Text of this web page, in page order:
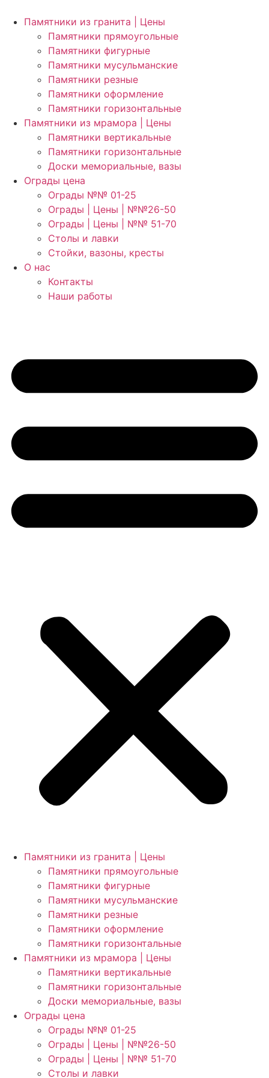
Памятники из гранита | Цены
Памятники прямоугольные
Памятники фигурные
Памятники мусульманские
Памятники резные
Памятники оформление
Памятники горизонтальные
Памятники из мрамора | Цены
Памятники вертикальные
Памятники горизонтальные
Доски мемориальные, вазы
Ограды цена
Ограды №№ 01-25
Ограды | Цены | №№26-50
Ограды | Цены | №№ 51-70
Столы и лавки
Стойки, вазоны, кресты
О нас
Контакты
Наши работы
Памятники из гранита | Цены
Памятники прямоугольные
Памятники фигурные
Памятники мусульманские
Памятники резные
Памятники оформление
Памятники горизонтальные
Памятники из мрамора | Цены
Памятники вертикальные
Памятники горизонтальные
Доски мемориальные, вазы
Ограды цена
Ограды №№ 01-25
Ограды | Цены | №№26-50
Ограды | Цены | №№ 51-70
Столы и лавки